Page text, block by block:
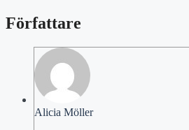
Författare
Alicia Möller